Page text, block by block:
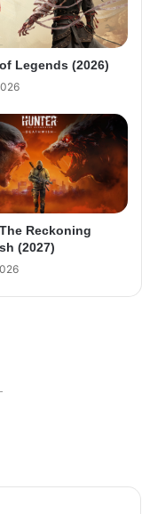
Legends (2026)
Reckoning
(2027)